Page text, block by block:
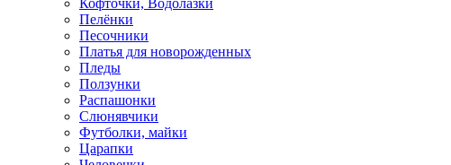
Пелёнки
Песочники
Платья для новорожденных
Пледы
Ползунки
Распашонки
Слюнявчики
Футболки, майки
Царапки